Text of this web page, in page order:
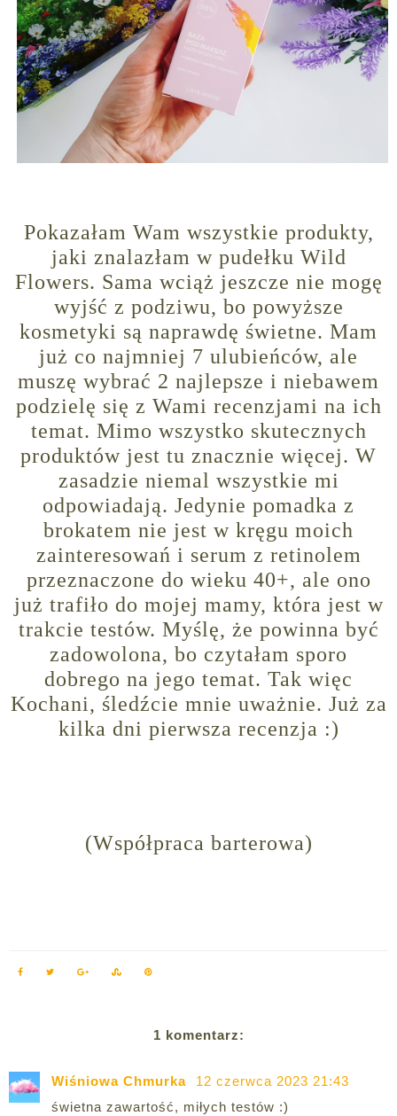
Pokazałam Wam wszystkie produkty,
jaki znalazłam w pudełku Wild
Flowers. Sama wciąż jeszcze nie mogę
wyjść z podziwu, bo powyższe
kosmetyki są naprawdę świetne. Mam
już co najmniej 7 ulubieńców, ale
muszę wybrać 2 najlepsze i niebawem
podzielę się z Wami recenzjami na ich
temat. Mimo wszystko skutecznych
produktów jest tu znacznie więcej. W
zasadzie niemal wszystkie mi
odpowiadają. Jedynie pomadka z
brokatem nie jest w kręgu moich
zainteresowań i serum z retinolem
przeznaczone do wieku 40+, ale ono
już trafiło do mojej mamy, która jest w
trakcie testów. Myślę, że powinna być
zadowolona, bo czytałam sporo
dobrego na jego temat. Tak więc
Kochani, śledźcie mnie uważnie. Już za
kilka dni pierwsza recenzja :)
(Współpraca barterowa)
1 komentarz:
Wiśniowa Chmurka
12 czerwca 2023 21:43
świetna zawartość, miłych testów :)